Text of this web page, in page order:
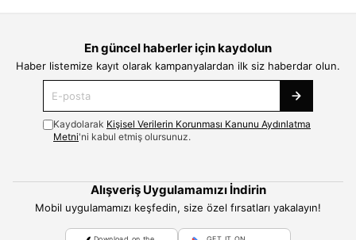
En güncel haberler için kaydolun
Haber listemize kayıt olarak kampanyalardan ilk siz haberdar olun.
Kaydolarak Kişisel Verilerin Korunması Kanunu Aydınlatma
Metni'ni kabul etmiş olursunuz.
Alışveriş Uygulamamızı İndirin
Mobil uygulamamızı keşfedin, size özel fırsatları yakalayın!